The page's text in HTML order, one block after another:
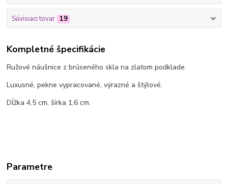
Súvisiaci tovar 19
Kompletné špecifikácie
Ružové náušnice z brúseného skla na zlatom podklade.
Luxusné, pekne vypracované, výrazné a štýlové.
Dĺžka 4,5 cm, šírka 1,6 cm.
Parametre